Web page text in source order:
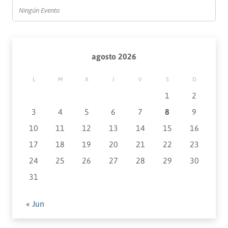
Ningún Evento
agosto 2026
L M X J V S D
1
2
3
4 5 6 7 8
9
10
11 12 13 14 15
16
17
18 19 20 21 22
23
24
25 26 27 28 29
30
31
« Jun